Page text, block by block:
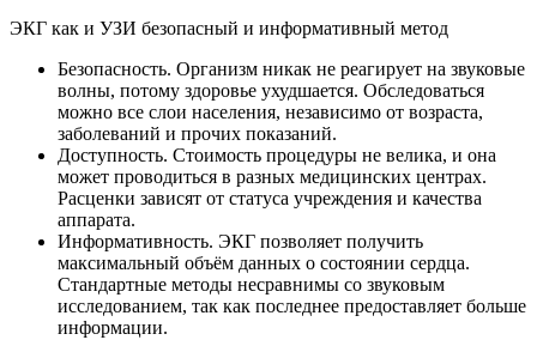
ЭКГ как и УЗИ безопасный и информативный метод
Безопасность. Организм никак не реагирует на звуковые
волны, потому здоровье ухудшается. Обследоваться
можно все слои населения, независимо от возраста,
заболеваний и прочих показаний.
Доступность. Стоимость процедуры не велика, и она
может проводиться в разных медицинских центрах.
Расценки зависят от статуса учреждения и качества
аппарата.
Информативность. ЭКГ позволяет получить
максимальный объём данных о состоянии сердца.
Стандартные методы несравнимы со звуковым
исследованием, так как последнее предоставляет больше
информации.